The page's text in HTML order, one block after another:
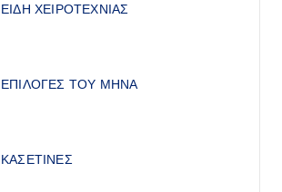
ΕΙΔΗ ΧΕΙΡΟΤΕΧΝΙΑΣ
ΕΠΙΛΟΓΕΣ ΤΟΥ ΜΗΝΑ
ΚΑΣΕΤΙΝΕΣ